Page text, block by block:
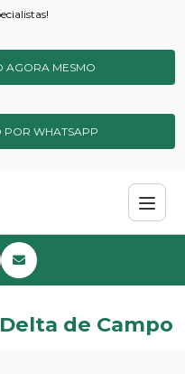
AGORA MESMO
POR WHATSAPP
campo
de Campo